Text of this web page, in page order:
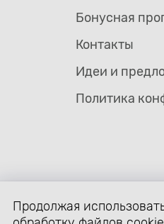
Бонусная
Контакты
Идеи и
Политика
информация, структура и
прав и интеллектуальной
Продолжая